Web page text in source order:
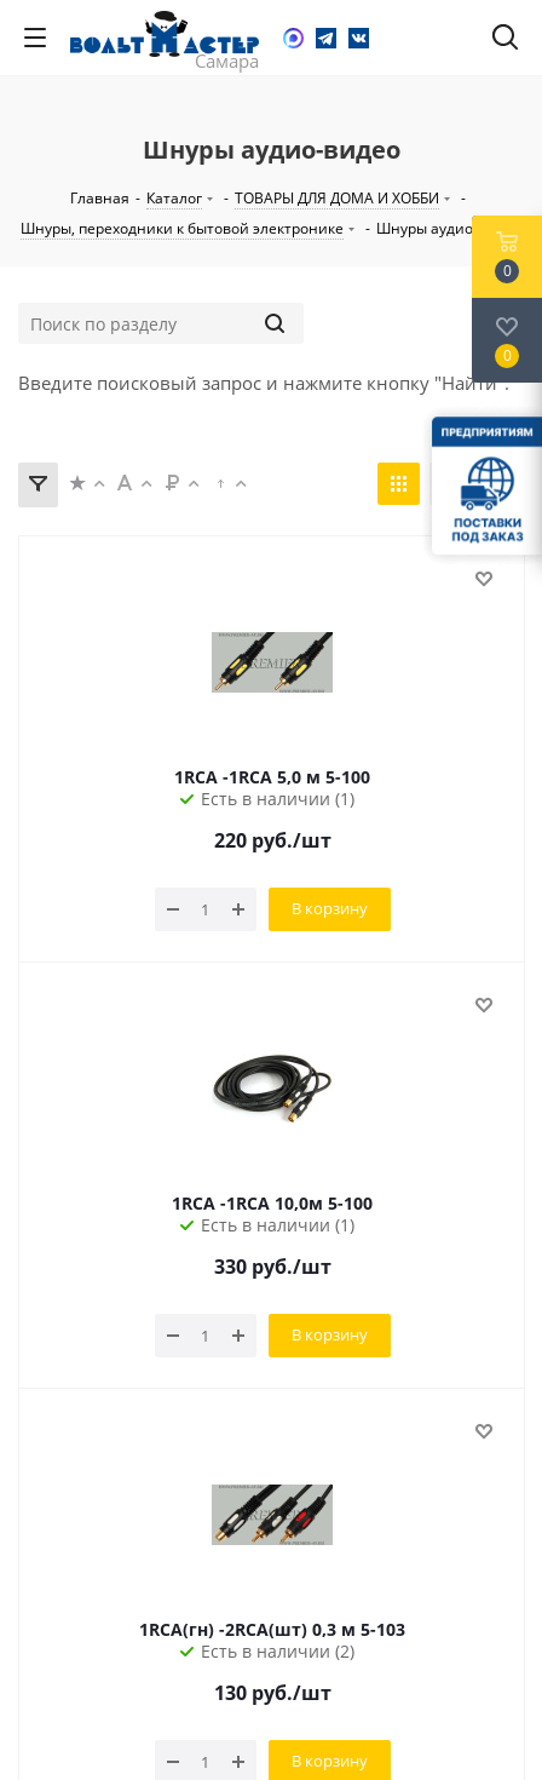
Шнуры аудио-видео
Главная - Каталог - ТОВАРЫ ДЛЯ ДОМА И ХОББИ
-
Шнуры, переходники к бытовой электронике
- Шнуры аудио-видео
Введите поисковый запрос и нажмите кнопку "Найти".
1RCA -1RCA 5,0 м 5-100
Есть в наличии (1)
220руб./шт
В корзину
1RCA -1RCA 10,0м 5-100
Есть в наличии (1)
330руб./шт
В корзину
1RCA(гн) -2RCA(шт) 0,3 м 5-103
Есть в наличии (2)
130руб./шт
В корзину
0
0